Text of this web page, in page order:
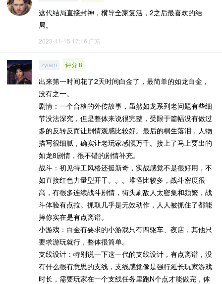
这代结局直接封神，横导全家复活，2之后最喜欢的结
局。
2023-11-15 17:16 广东
zyiam 评分 8
出来第一时间花了2天时间白金了，最简单的如龙白金，
没有之一。
剧情：一个合格的外传故事，虽然如龙系列老问题有些细
节没法深究，但是整体来说很完整，受限于篇幅没有做过
多的反转反而让剧情观感比较好。最后的桐生落泪，人物
描写很细腻，确实让老玩家感慨万千。接上了马上要出的
如龙8剧情，很不错的剧情补充。
战斗：初见特工风格还挺新奇，实战感觉不是很好用，不
如直接红色力量型开干。。。堆怪比较多，战斗密度很
高，有很多连续战斗剧情，街头刷敌人太密集和频繁，战
斗体验有点拉。抓取几乎是无效动作，人人被抓住了都能
摔你实在是有点离谱。
小游戏：白金有要求的小游戏只有四驱车、夜店，其他只
要求游玩就行，整体很简单。
支线设计：特别说一下这一代的支线设计，有点离谱，没
有什么很有意思的支线，支线感觉像是强行延长玩家游戏
时长，需要玩家在一个支线任务里跑N个点才能做完，体